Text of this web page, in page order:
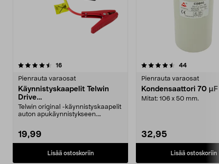
16arvostelut
Pienrauta varaosat
Käynnistyskaapelit Telwin
Drive
Mini/9000/13000/1250/150
0/1750, EC5
Telwin original -käynnistyskaapelit
auton apukäynnistykseen.
19,99
Lisää ostoskoriin
4.5 viidestä
44arvostelut
Pienrauta varaosat
Kondensaattori 70
Mitat: 106 x 50 mm.
32,95
Lisää ostoskoriin
4.5 viidestä